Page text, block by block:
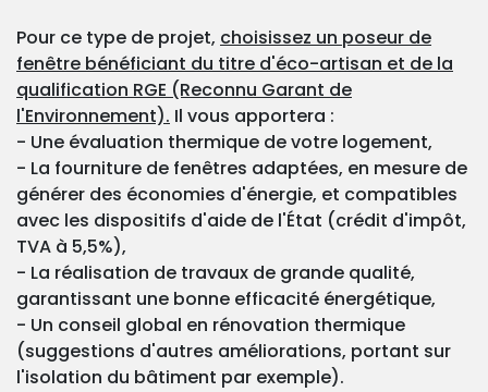
Pour ce type de projet, choisissez un poseur de
fenêtre bénéficiant du titre d'éco-artisan et de la
qualification RGE (Reconnu Garant de
l'Environnement). Il vous apportera :
- Une évaluation thermique de votre logement,
- La fourniture de fenêtres adaptées, en mesure de
générer des économies d'énergie, et compatibles
avec les dispositifs d'aide de l'État (crédit d'impôt,
TVA à 5,5%),
- La réalisation de travaux de grande qualité,
garantissant une bonne efficacité énergétique,
- Un conseil global en rénovation thermique
(suggestions d'autres améliorations, portant sur
l'isolation du bâtiment par exemple).